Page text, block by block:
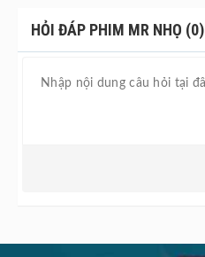
HỎI ĐÁP PHIM MR NHỌ (0)